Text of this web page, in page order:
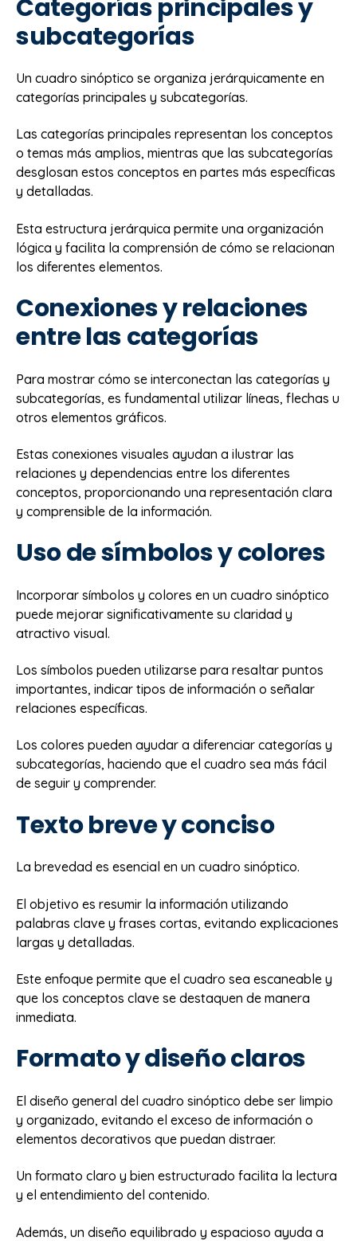
Categorías principales y
subcategorías
Un cuadro sinóptico se organiza jerárquicamente en
categorías principales y subcategorías.
Las categorías principales representan los conceptos
o temas más amplios, mientras que las subcategorías
desglosan estos conceptos en partes más específicas
y detalladas.
Esta estructura jerárquica permite una organización
lógica y facilita la comprensión de cómo se relacionan
los diferentes elementos.
Conexiones y relaciones
entre las categorías
Para mostrar cómo se interconectan las categorías y
subcategorías, es fundamental utilizar líneas, flechas u
otros elementos gráficos.
Estas conexiones visuales ayudan a ilustrar las
relaciones y dependencias entre los diferentes
conceptos, proporcionando una representación clara
y comprensible de la información.
Uso de símbolos y colores
Incorporar símbolos y colores en un cuadro sinóptico
puede mejorar significativamente su claridad y
atractivo visual.
Los símbolos pueden utilizarse para resaltar puntos
importantes, indicar tipos de información o señalar
relaciones específicas.
Los colores pueden ayudar a diferenciar categorías y
subcategorías, haciendo que el cuadro sea más fácil
de seguir y comprender.
Texto breve y conciso
La brevedad es esencial en un cuadro sinóptico.
El objetivo es resumir la información utilizando
palabras clave y frases cortas, evitando explicaciones
largas y detalladas.
Este enfoque permite que el cuadro sea escaneable y
que los conceptos clave se destaquen de manera
inmediata.
Formato y diseño claros
El diseño general del cuadro sinóptico debe ser limpio
y organizado, evitando el exceso de información o
elementos decorativos que puedan distraer.
Un formato claro y bien estructurado facilita la lectura
y el entendimiento del contenido.
Además, un diseño equilibrado y espacioso ayuda a